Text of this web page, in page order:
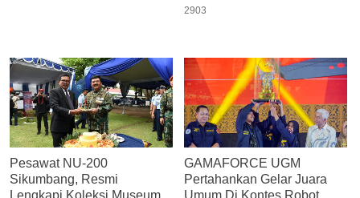
2903
Pesawat NU-200
Sikumbang, Resmi
Lengkapi Koleksi Museum
GAMAFORCE UGM
Pertahankan Gelar Juara
Umum Di Kontes Robot